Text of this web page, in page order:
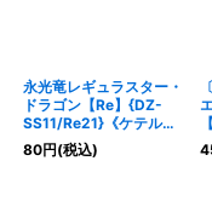
永光竜レギュラスター・
ドラゴン【Re】{DZ-
SS11/Re21}《ケテルサ
ンクチュアリ》
80円(税込)